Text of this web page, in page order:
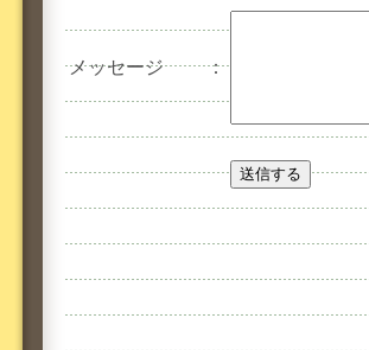
メッセージ ：